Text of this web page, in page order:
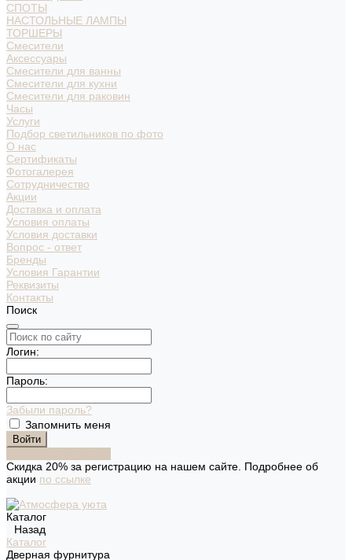
СПОТЫ
НАСТОЛЬНЫЕ ЛАМПЫ
ТОРШЕРЫ
Смесители
Аксессуары
Смесители для ванны
Смесители для кухни
Смесители для раковин
Часы
Услуги
Подбор светильников по фото
О нас
Сертификаты
Фотогалерея
Сотрудничество
Акции
Доставка и оплата
Условия оплаты
Условия доставки
Вопрос - ответ
Бренды
Условия Гарантии
Реквизиты
Контакты
Поиск
Логин:
Пароль:
Забыли пароль?
Запомнить меня
Скидка 20% за регистрацию на нашем сайте. Подробнее об
акции по ссылке
Каталог
Назад
Каталог
Дверная фурнитура